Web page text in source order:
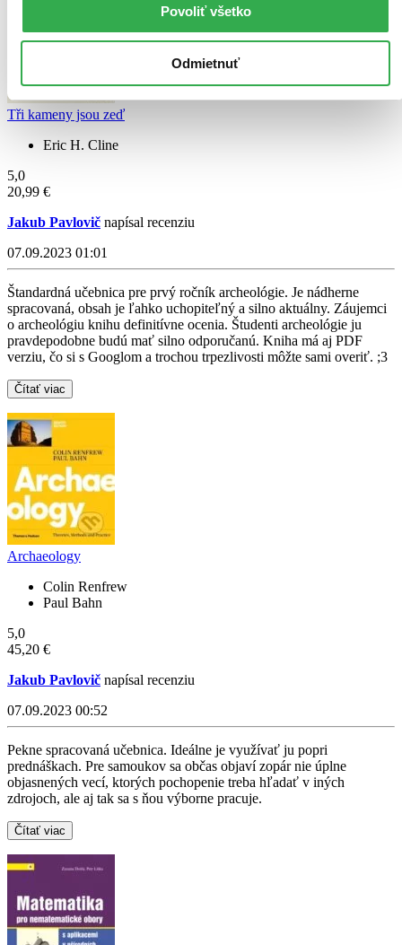
Povoliť všetko
Odmietnuť
Tři kameny jsou zeď
Eric H. Cline
5,0
20,99 €
Jakub Pavlovič napísal recenziu
07.09.2023 01:01
Štandardná učebnica pre prvý ročník archeológie. Je nádherne
spracovaná, obsah je ľahko uchopiteľný a silno aktuálny. Záujemci
o archeológiu knihu definitívne ocenia. Študenti archeológie ju
pravdepodobne budú mať silno odporučanú. Kniha má aj PDF
verziu, čo si s Googlom a trochou trpezlivosti môžte sami overiť. ;3
Čítať viac
Archaeology
Colin Renfrew
Paul Bahn
5,0
45,20 €
Jakub Pavlovič napísal recenziu
07.09.2023 00:52
Pekne spracovaná učebnica. Ideálne je využívať ju popri
prednáškach. Pre samoukov sa občas objaví zopár nie úplne
objasnených vecí, ktorých pochopenie treba hľadať v iných
zdrojoch, ale aj tak sa s ňou výborne pracuje.
Čítať viac